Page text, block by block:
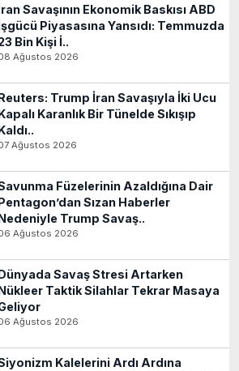
Savaşının Ekonomik Baskısı ABD
Piyasasına Yansıdı: Temmuzda
Bin Kişi İ..
Ağustos 2026
Trump İran Savaşıyla İki Ucu
Karanlık Bir Tünelde Sıkışıp
Ağustos 2026
Füzelerinin Azaldığına Dair
Sızan Haberler
Trump Savaş..
Ağustos 2026
Savaş Stresi Artarken
Taktik Silahlar Tekrar Masaya
Ağustos 2026
Kalelerini Ardı Ardına